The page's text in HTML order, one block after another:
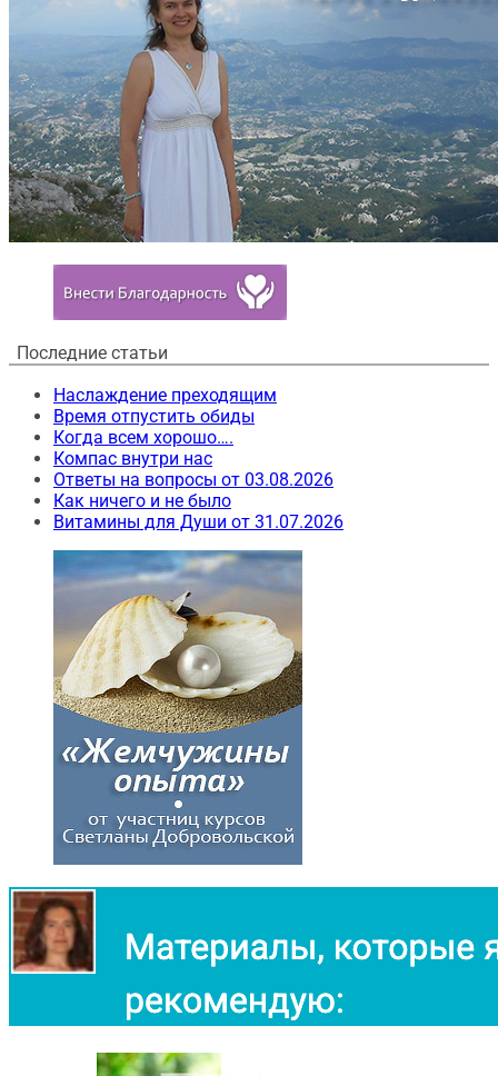
Последние статьи
Наслаждение преходящим
Время отпустить обиды
Когда всем хорошо….
Компас внутри нас
Ответы на вопросы от 03.08.2026
Как ничего и не было
Витамины для Души от 31.07.2026